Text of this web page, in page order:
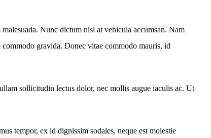
Nunc dictum nisl at vehicula accumsan. Nam
gravida. Donec vitae commodo mauris, id
sollicitudin lectus dolor, nec mollis augue iaculis ac. Ut
tempor, ex id dignissim sodales, neque est molestie